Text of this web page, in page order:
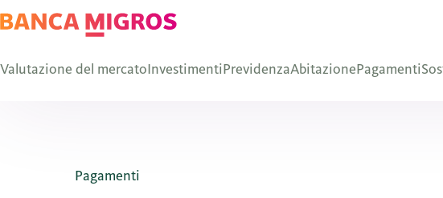
Valutazione del mercatoInvestimentiPrevidenzaAbitazionePagamenti
Pagamenti